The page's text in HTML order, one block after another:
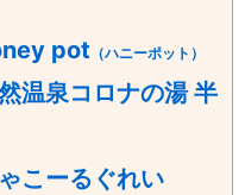
pot （ハニーポット）
温泉コロナの湯 半
こーるぐれい